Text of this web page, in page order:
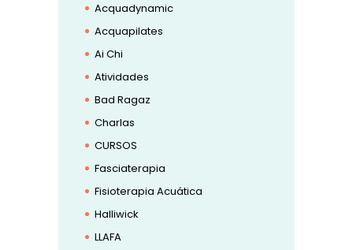
Acquadynamic
Acquapilates
Ai Chi
Atividades
Bad Ragaz
Charlas
CURSOS
Fasciaterapia
Fisioterapia Acuática
Halliwick
LLAFA